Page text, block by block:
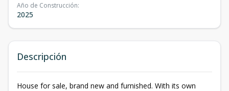
Año de Construcción:
2025
Descripción
House for sale, brand new and furnished. With its own